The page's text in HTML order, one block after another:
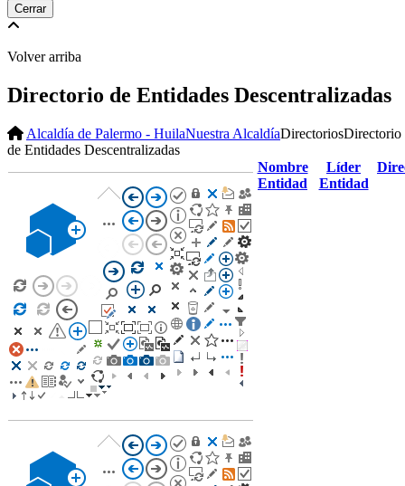
Cerrar
Volver arriba
Directorio de Entidades Descentralizadas
Alcaldía de Palermo - HuilaNuestra AlcaldíaDirectoriosDirectorio
de Entidades Descentralizadas
Nombre
Entidad
Líder
Entidad